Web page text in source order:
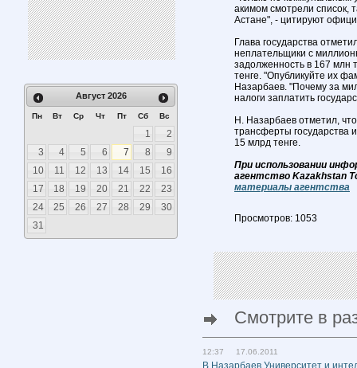
Август 2026
Пн Вт Ср Чт Пт Сб Вс
1
2
3
4 5 6 7 8
9
10
11 12 13 14 15
16
17
18 19 20 21 22
23
24
25 26 27 28 29
30
31
акимом смотрели список,
Астане", - цитируют
Глава государства
неплательщики с
задолженность в 167 млн
тенге. "Опубликуйте их
Назарбаев. "Почему за
налоги заплатить
Н. Назарбаев отметил,
трансферты государства
15 млрд тенге.
При использовании
агентство Kazakhstan
материалы агентства
Просмотров: 1053
Смотрите в
12:37 17.06.2011
В Назарбаев Университет и